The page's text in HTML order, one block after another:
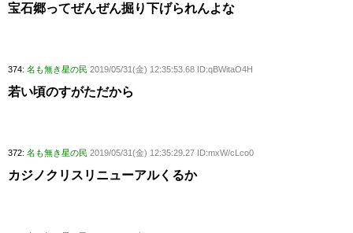
宝石郷ってぜんぜん掘り下げられんよな
374: 名も無き星の民 2019/05/31(金) 12:35:53.68 ID:qBWitaO4H
若い頃のすがただから
372: 名も無き星の民 2019/05/31(金) 12:35:29.27 ID:mxW/cLco0
カジノクリスリニューアルくるか